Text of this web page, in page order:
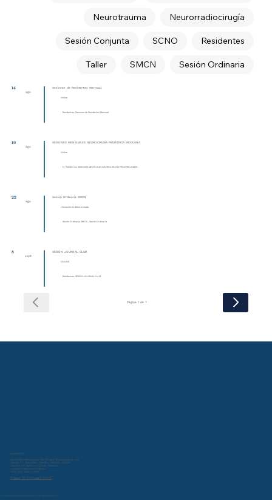
Neurorradiocirugía
Neurotrauma
Residentes
SCNO
Sesión Conjunta
Sesión Ordinaria
SMCN
Taller
14
ago
Sesiones de Residentes Mensual
Online
Residentes, Sesiones de Residentes Mensual
19
ago
SESIONES MENSUALES NEUROCIRUGÍA PEDIÁTRICA MEXICANA
Online
N. Pediátrica, SESIONES MENSUALES NEUROCIRUGÍA PEDIÁTRICA MEXI...
22
ago
Sesión Ordinaria SMCN
Ubicación no determinada
Sesión Ordinaria SMCN , Sesión Ordinaria
8
sept
SESIÓN JOURNAL CLUB
ONLINE
Residentes, SESIÓN JOURNAL CLUB
Página 1 de 7
© 2024 por Sociedad Mexicana de Cirugía Neurológica A.C.
Contacto:
Sociedad Mexicana de Cirugía Neurológica A.C.
Miami 47, Nápoles, Benito Juárez, 03810
Ciudad de México, CDMX, Mexico
contacto@smcn.org.mx
+52 (55) 5543 0013
Política de Privacidad Online